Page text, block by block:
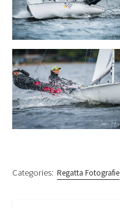
Categories: Regatta Fotografie